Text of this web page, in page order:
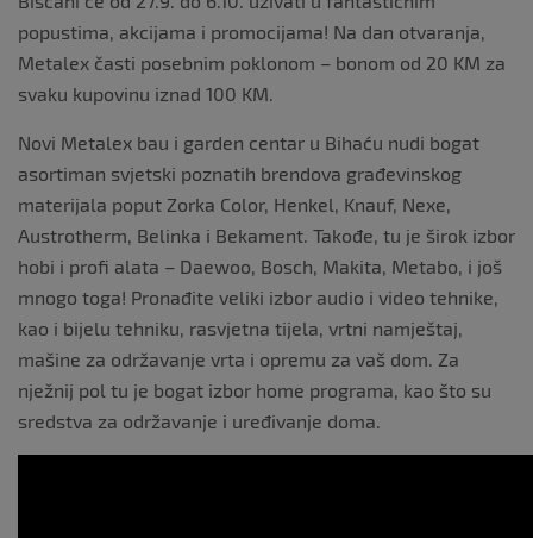
popustima, akcijama i promocijama! Na dan otvaranja,
Metalex časti posebnim poklonom – bonom od 20 KM za
svaku kupovinu iznad 100 KM.
Novi Metalex bau i garden centar u Bihaću nudi bogat
asortiman svjetski poznatih brendova građevinskog
materijala poput Zorka Color, Henkel, Knauf, Nexe,
Austrotherm, Belinka i Bekament. Takođe, tu je širok izbor
hobi i profi alata – Daewoo, Bosch, Makita, Metabo, i još
mnogo toga! Pronađite veliki izbor audio i video tehnike,
kao i bijelu tehniku, rasvjetna tijela, vrtni namještaj,
mašine za održavanje vrta i opremu za vaš dom . Za
nježnij pol tu je bogat izbor home programa, kao što su
sredstva za održavanje i uređivanje doma.